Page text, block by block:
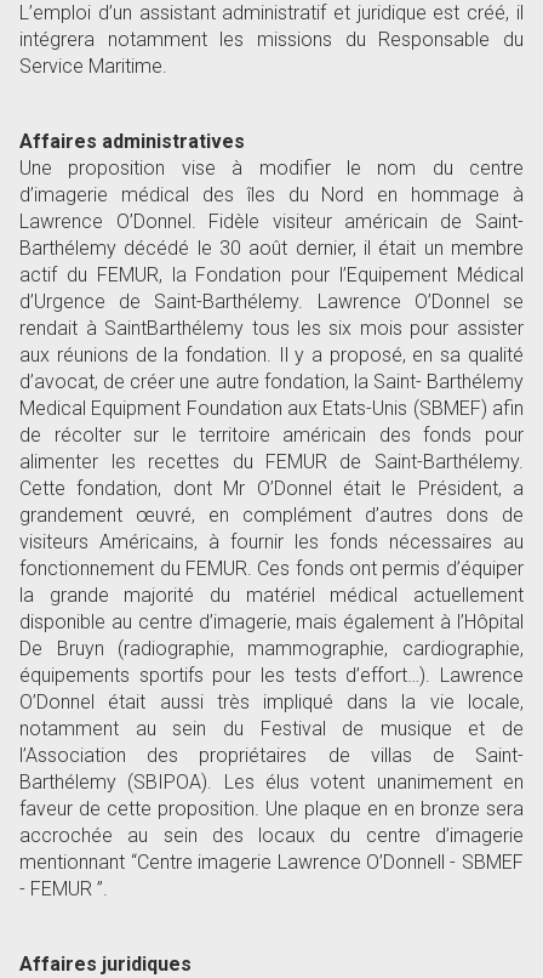
L’emploi d’un assistant administratif et juridique est créé, il
intégrera notamment les missions du Responsable du
Service Maritime.
Affaires administratives
Une proposition vise à modifier le nom du centre
d’imagerie médical des îles du Nord en hommage à
Lawrence O’Donnel. Fidèle visiteur américain de Saint-
Barthélemy décédé le 30 août dernier, il était un membre
actif du FEMUR, la Fondation pour l’Equipement Médical
d’Urgence de Saint-Barthélemy. Lawrence O’Donnel se
rendait à SaintBarthélemy tous les six mois pour assister
aux réunions de la fondation. Il y a proposé, en sa qualité
d’avocat, de créer une autre fondation, la Saint- Barthélemy
Medical Equipment Foundation aux Etats-Unis (SBMEF) afin
de récolter sur le territoire américain des fonds pour
alimenter les recettes du FEMUR de Saint-Barthélemy.
Cette fondation, dont Mr O’Donnel était le Président, a
grandement œuvré, en complément d’autres dons de
visiteurs Américains, à fournir les fonds nécessaires au
fonctionnement du FEMUR. Ces fonds ont permis d’équiper
la grande majorité du matériel médical actuellement
disponible au centre d’imagerie, mais également à l’Hôpital
De Bruyn (radiographie, mammographie, cardiographie,
équipements sportifs pour les tests d’effort…). Lawrence
O’Donnel était aussi très impliqué dans la vie locale,
notamment au sein du Festival de musique et de
l’Association des propriétaires de villas de Saint-
Barthélemy (SBIPOA). Les élus votent unanimement en
faveur de cette proposition. Une plaque en en bronze sera
accrochée au sein des locaux du centre d’imagerie
mentionnant “Centre imagerie Lawrence O’Donnell - SBMEF
- FEMUR ”.
Affaires juridiques